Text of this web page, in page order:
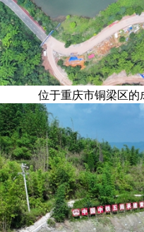
位于重庆市铜梁区的